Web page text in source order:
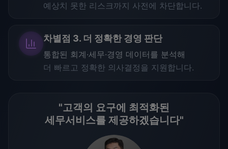
예상치 못한 리스크까지 사전에 차단합니다.
차별점 3. 더 정확한 경영 판단
통합된 회계·세무·경영 데이터를 분석해
더 빠르고 정확한 의사결정을 지원합니다.
"고객의 요구에 최적화된
세무서비스를 제공하겠습니다"